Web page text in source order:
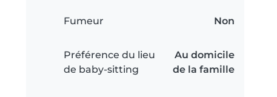
Fumeur Non
Préférence du lieu
de baby-sitting
Au domicile
de la famille